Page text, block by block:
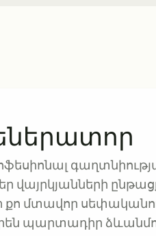
վայրկյանների
մտավոր
պարտադիր